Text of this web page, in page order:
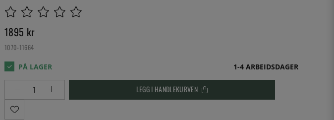
1895 kr
1070-11664
1-4 ARBEIDSDAGER
LEGG I HANDLEKURVEN